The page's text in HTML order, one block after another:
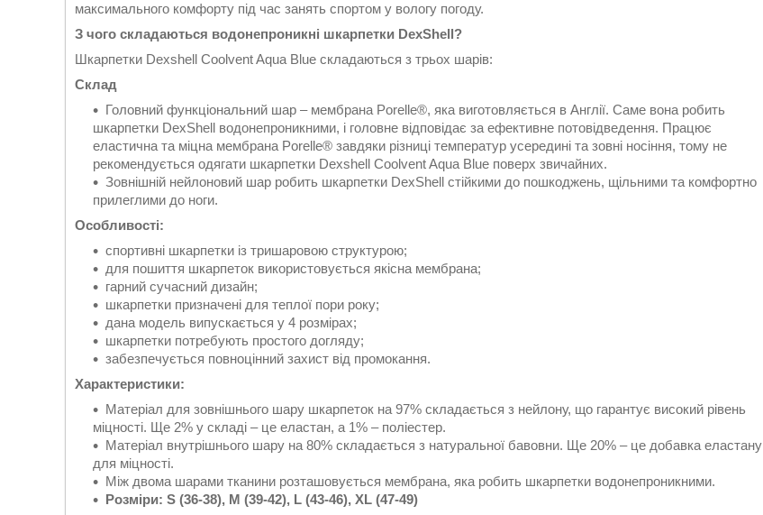
максимального комфорту під час занять спортом у вологу погоду.
З чого складаються водонепроникні шкарпетки DexShell?
Шкарпетки Dexshell Coolvent Aqua Blue складаються з трьох шарів:
Cклад
Головний функціональний шар – мембрана Porelle®, яка виготовляється в Англії. Саме вона робить
шкарпетки DexShell водонепроникними, і головне відповідає за ефективне потовідведення. Працює
еластична та міцна мембрана Porelle® завдяки різниці температур усередині та зовні носіння, тому не
рекомендується одягати шкарпетки Dexshell Coolvent Aqua Blue поверх звичайних.
Зовнішній нейлоновий шар робить шкарпетки DexShell стійкими до пошкоджень, щільними та комфортно
прилеглими до ноги.
Особливості:
спортивні шкарпетки із тришаровою структурою;
для пошиття шкарпеток використовується якісна мембрана;
гарний сучасний дизайн;
шкарпетки призначені для теплої пори року;
дана модель випускається у 4 розмірах;
шкарпетки потребують простого догляду;
забезпечується повноцінний захист від промокання.
Характеристики:
Матеріал для зовнішнього шару шкарпеток на 97% складається з нейлону, що гарантує високий рівень
міцності. Ще 2% у складі – це еластан, а 1% – поліестер.
Матеріал внутрішнього шару на 80% складається з натуральної бавовни. Ще 20% – це добавка еластану
для міцності.
Між двома шарами тканини розташовується мембрана, яка робить шкарпетки водонепроникними.
Розміри: S (36-38), M (39-42), L (43-46), XL (47-49)